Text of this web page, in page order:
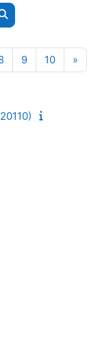
コースを検索する
7ページ 8
9ページ 9
10ページ 10
»